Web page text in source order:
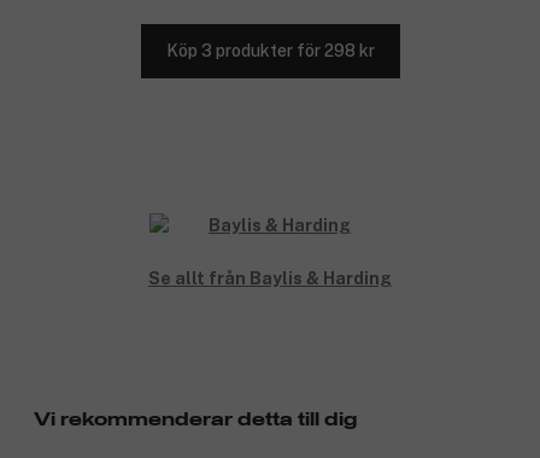
Köp 3 produkter för 298 kr
Se allt från Baylis & Harding
Vi rekommenderar detta till dig